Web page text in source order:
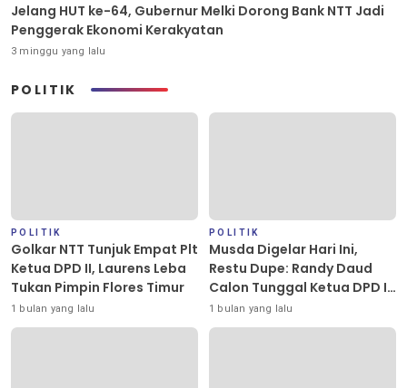
Jelang HUT ke-64, Gubernur Melki Dorong Bank NTT Jadi
Penggerak Ekonomi Kerakyatan
3 minggu yang lalu
POLITIK
POLITIK
Golkar NTT Tunjuk Empat Plt
Ketua DPD II, Laurens Leba
Tukan Pimpin Flores Timur
1 bulan yang lalu
POLITIK
Musda Digelar Hari Ini,
Restu Dupe: Randy Daud
Calon Tunggal Ketua DPD II
Golkar Kota Kupang
1 bulan yang lalu